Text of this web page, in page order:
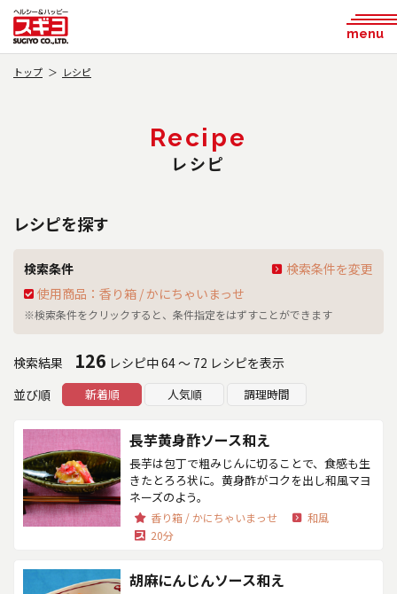
menu
トップ レシピ
Recipe
レシピ
レシピを探す
検索条件
使用商品：香り箱 / かにちゃいまっせ
※検索条件をクリックすると、条件指定をはずすことができます
検索条件を変更
検索結果 126 レシピ中 64 ～ 72 レシピを表示
並び順
新着順 人気順 調理時間
長芋黄身酢ソース和え
長芋は包丁で粗みじんに切ることで、食感も生
きたとろろ状に。黄身酢がコクを出し和風マヨ
ネーズのよう。
香り箱 / かにちゃいまっせ
和風
20分
胡麻にんじんソース和え